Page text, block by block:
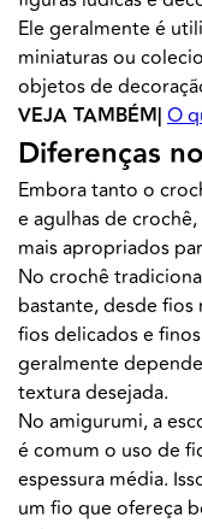
Ele geralmente é
miniaturas ou
objetos de
VEJA TAMBÉM| O
Diferenças
Embora tanto o
e agulhas de
mais apropriados
No crochê
bastante, desde fios
fios delicados e
geralmente
textura desejada.
No amigurumi, a
é comum o uso de
espessura média.
um fio que ofereça